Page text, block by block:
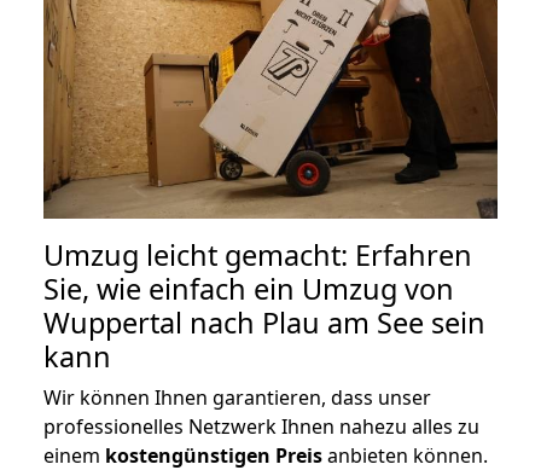
Umzug leicht gemacht: Erfahren
Sie, wie einfach ein Umzug von
Wuppertal nach Plau am See sein
kann
Wir können Ihnen garantieren, dass unser
professionelles Netzwerk Ihnen nahezu alles zu
einem kostengünstigen Preisanbieten können.